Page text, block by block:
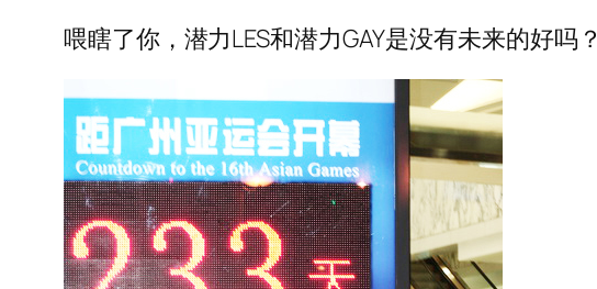
喂瞎了你，潜力LES和潜力GAY是没有未来的好吗？